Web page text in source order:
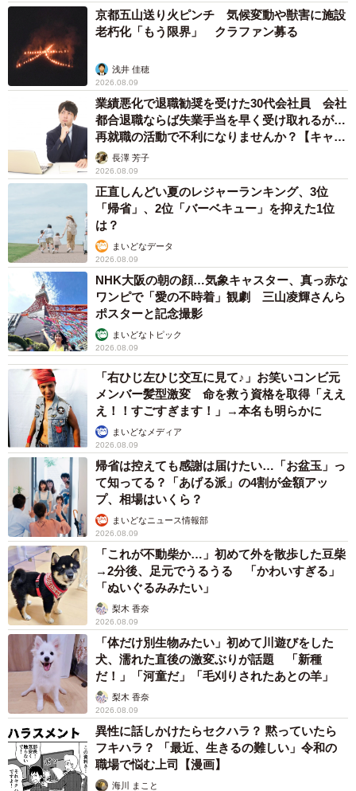
総菜買ってピクニックする予定で。駅ビルのデパ地下に寄
った時のエピソードです。
――ラザニアの金額に奥さんもほぼ同じ感覚で「!?」とな
っておられたかと。
ママは「待って?!」て声に出しました（笑）。ごにょごに
ょ2人で話して断りました。気まずくてあまり店員さんの方
は見れなかったのですがおそらく無表情でしたね。
――その後は何か購入を？
数百円の豚まんと焼売買いました（笑）。ピクニックは気
候もよく最高でした。
――楽しいピクニックになり何よりです。奥さんと今後の
教訓等何かお話は？
デパ地下はたまにしか行きませんが、今後は必ずグラム売
りか確認しようと決めました。コメントで「安くしろとか
そういうのではなく、一人分の値段の目安が分かれば、自
分の財布と相談して高ければ買わないし、こういう気まず
い思いしなくて済むって話だよな」という意見をいただ
き、まさに言いたいことだ！と思いました。
◇ ◇
キラキラ美味しいものが並ぶデパ地下。よくよく見ると理
解できることなのですが、食材の魅力に気をとられてつい
つい見落としがちです。デパ地下に潜む罠…量り売り、1切
れなどの価格表記はしっかりと確認を！
月光もりあさんは温かくユーモアにあふれた日常や育児の
様子を漫画にしてSNSに投稿しています。
【月光もりあさん関連情報】
■ブログ「おれのあたまのなか」
京都五山送り火ピンチ 気候変動や獣害に施設
老朽化「もう限界」 クラファン募る
浅井 佳穂
2026.08.09
業績悪化で退職勧奨を受けた30代会社員 会社
都合退職ならば失業手当を早く受け取れるが…
再就職の活動で不利になりませんか？【キャリ
アカウンセラーが解説】
長澤 芳子
2026.08.09
正直しんどい夏のレジャーランキング、3位
「帰省」、2位「バーベキュー」を抑えた1位
は？
まいどなデータ
2026.08.09
NHK大阪の朝の顔…気象キャスター、真っ赤な
ワンピで「愛の不時着」観劇 三山凌輝さんら
ポスターと記念撮影
まいどなトピック
2026.08.09
「右ひじ左ひじ交互に見て♪」お笑いコンビ元
メンバー髪型激変 命を救う資格を取得「ええ
え！！すごすぎます！」→本名も明らかに
まいどなメディア
2026.08.09
帰省は控えても感謝は届けたい…「お盆玉」っ
て知ってる？「あげる派」の4割が金額アッ
プ、相場はいくら？
まいどなニュース情報部
2026.08.09
「これが不動柴か…」初めて外を散歩した豆柴
→2分後、足元でうるうる 「かわいすぎる」
「ぬいぐるみみたい」
梨木 香奈
2026.08.09
「体だけ別生物みたい」初めて川遊びをした
犬、濡れた直後の激変ぶりが話題 「新種
だ！」「河童だ」「毛刈りされたあとの羊」
梨木 香奈
2026.08.09
異性に話しかけたらセクハラ？ 黙っていたら
フキハラ？ 「最近、生きるの難しい」令和の
職場で悩む上司【漫画】
海川 まこと